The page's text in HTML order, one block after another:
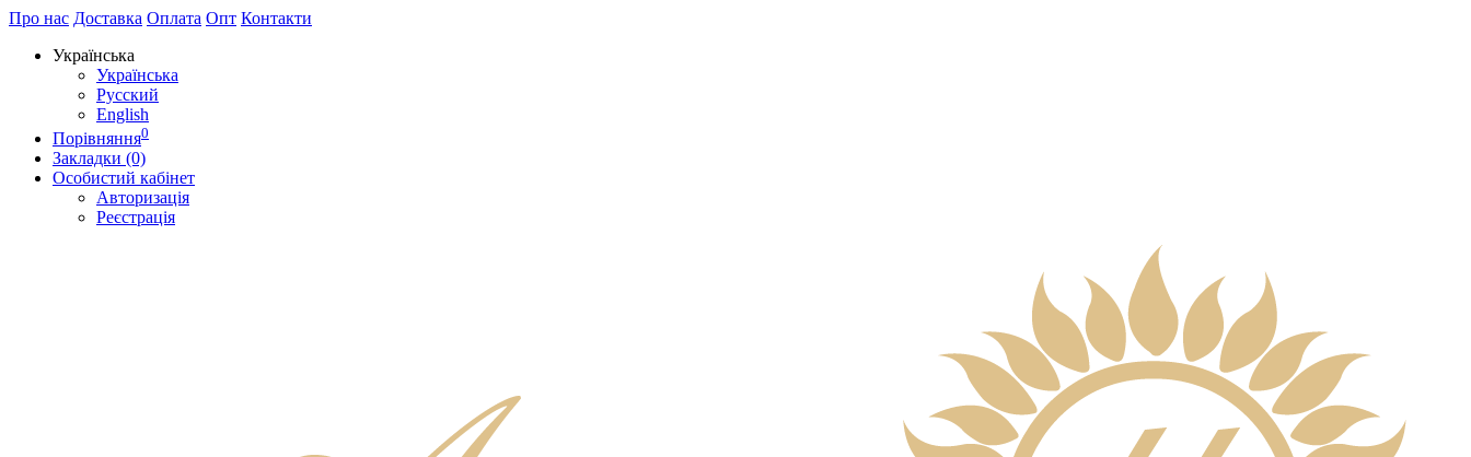
Про нас Доставка Оплата Опт Контакти
Українська
Українська
Русский
English
Порівняння0
Закладки (0)
Особистий кабінет
Авторизація
Реєстрація